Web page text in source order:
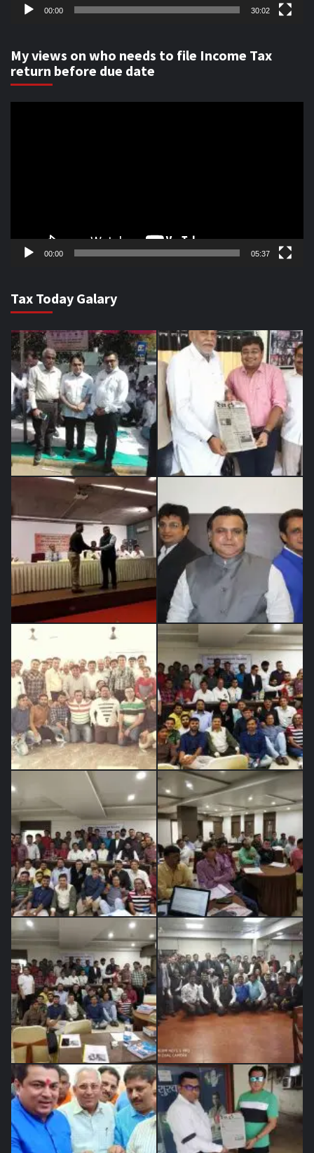
00:00 30:02
My views on who needs to file Income Tax
return before due date
00:00 05:37
Tax Today Galary